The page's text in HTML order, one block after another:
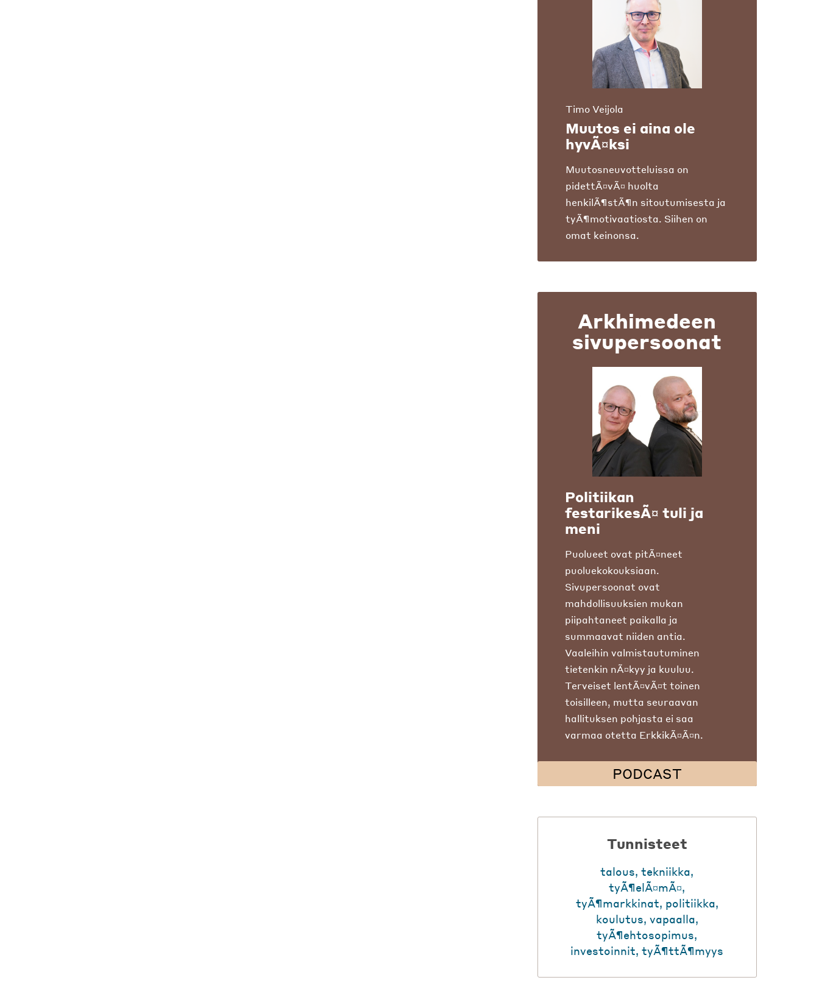
Timo Veijola
Muutos ei aina ole
hyvÃ¤ksi
Muutosneuvotteluissa on
pidettÃ¤vÃ¤ huolta
henkilÃ¶stÃ¶n sitoutumisesta ja
tyÃ¶motivaatiosta. Siihen on
omat keinonsa.
Arkhimedeen
sivupersoonat
Politiikan
festarikesÃ¤ tuli ja
meni
Puolueet ovat pitÃ¤neet
puoluekokouksiaan.
Sivupersoonat ovat
mahdollisuuksien mukan
piipahtaneet paikalla ja
summaavat niiden antia.
Vaaleihin valmistautuminen
tietenkin nÃ¤kyy ja kuuluu.
Terveiset lentÃ¤vÃ¤t toinen
toisilleen, mutta seuraavan
hallituksen pohjasta ei saa
varmaa otetta ErkkikÃ¤Ã¤n.
PODCAST
Tunnisteet
talous,tekniikka,
tyÃ¶elÃ¤mÃ¤,
tyÃ¶markkinat, politiikka,
koulutus, vapaalla,
tyÃ¶ehtosopimus,
investoinnit,tyÃ¶ttÃ¶myys